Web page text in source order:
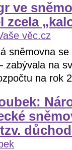
ve
zcela
věc.cz
sněmovna
zabývala na
na rok